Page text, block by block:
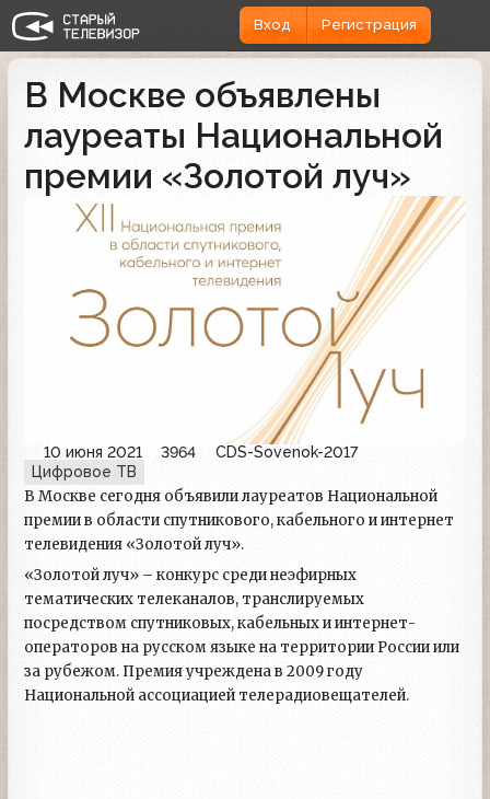
Вход Регистрация
В Москве объявлены
лауреаты Национальной
премии «Золотой луч»
10 июня 2021 3964
CDS-Sovenok-2017
Цифровое ТВ
В Москве сегодня объявили лауреатов Национальной
премии в области спутникового, кабельного и интернет
телевидения «Золотой луч».
«Золотой луч» – конкурс среди неэфирных
тематических телеканалов, транслируемых
посредством спутниковых, кабельных и интернет-
операторов на русском языке на территории России или
за рубежом. Премия учреждена в 2009 году
Национальной ассоциацией телерадиовещателей.